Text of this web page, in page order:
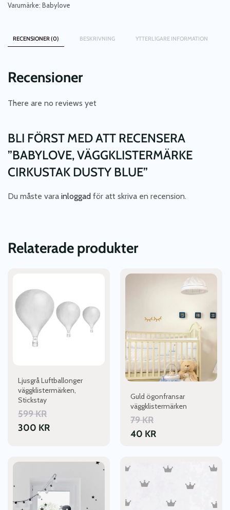
Varumärke: Babylove
RECENSIONER (0) BESKRIVNING YTTERLIGARE INFORMATION
Recensioner
There are no reviews yet
BLI FÖRST MED ATT RECENSERA
”BABYLOVE, VÄGGKLISTERMÄRKE
CIRKUSTAK DUSTY BLUE”
Du måste vara inloggad för att skriva en recension.
Relaterade produkter
Ljusgrå Luftballonger
väggklistermärken,
Stickstay
599KR
300 KR
Guld ögonfransar
väggklistermärken
79KR
40 KR